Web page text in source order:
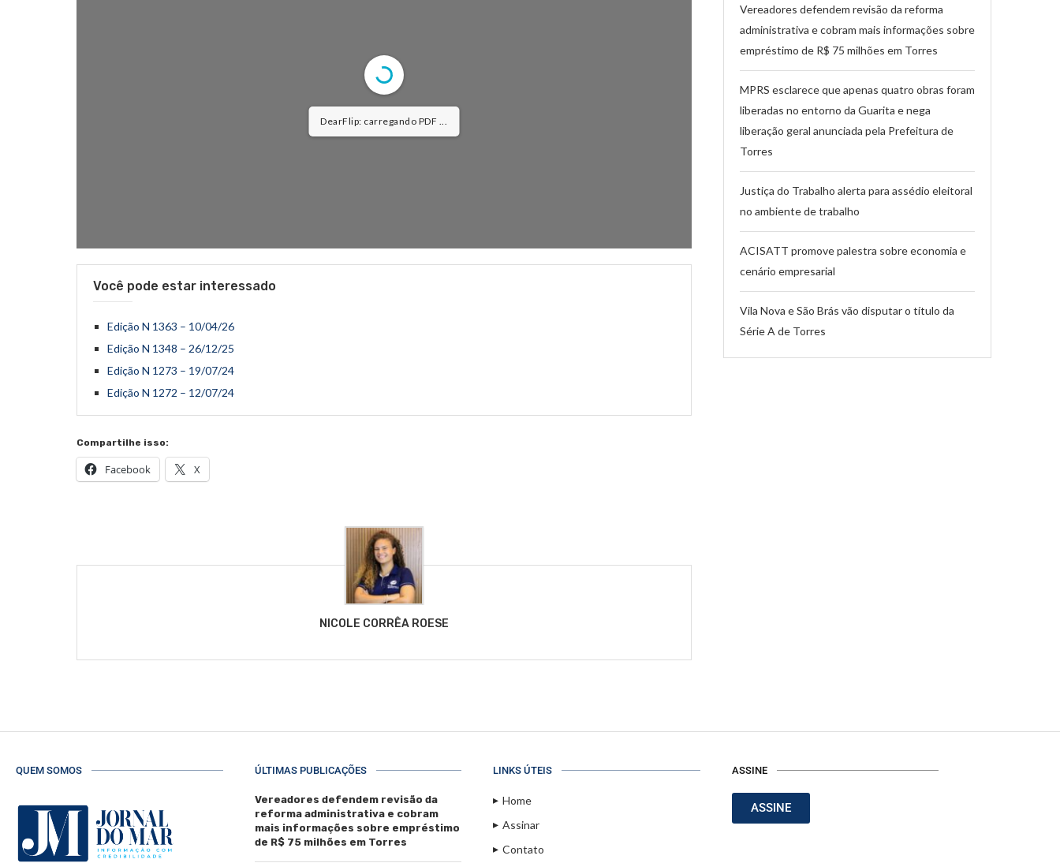
DearFlip: carregando PDF 3% ...
Você pode estar interessado
Edição N 1363 – 10/04/26
Edição N 1348 – 26/12/25
Edição N 1273 – 19/07/24
Edição N 1272 – 12/07/24
Compartilhe isso:
Facebook X
NICOLE CORRÊA ROESE
Vereadores defendem revisão da reforma
administrativa e cobram mais informações sobre
empréstimo de R$ 75 milhões em Torres
MPRS esclarece que apenas quatro obras foram
liberadas no entorno da Guarita e nega
liberação geral anunciada pela Prefeitura de
Torres
Justiça do Trabalho alerta para assédio eleitoral
no ambiente de trabalho
ACISATT promove palestra sobre economia e
cenário empresarial
Vila Nova e São Brás vão disputar o título da
Série A de Torres
QUEM SOMOS ÚLTIMAS PUBLICAÇÕES
Vereadores defendem revisão da
reforma administrativa e cobram
mais informações sobre empréstimo
de R$ 75 milhões em Torres
LINKS ÚTEIS
Home
Assinar
Contato
ASSINE
ASSINE